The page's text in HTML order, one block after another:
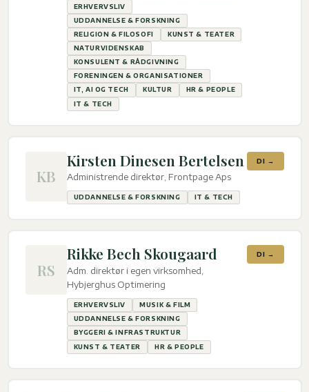
ERHVERVSLIV
UDDANNELSE & FORSKNING
RELIGION & FILOSOFI
KUNST & TEATER
NATURVIDENSKAB
KONSULENT & RÅDGIVNING
FORENINGEN & ORGANISATIONER
IT, AI OG TECH
KULTUR
HR & PEOPLE
IT & TECH
KB
Kirsten Dinesen Bertelsen
Administrende direktør, Frontpage Aps
UDDANNELSE & FORSKNING IT & TECH
DI →
RS
Rikke Bech Skougaard
Adm. direktør i egen virksomhed,
Hybjerghus Optimering
ERHVERVSLIV
MUSIK & FILM
UDDANNELSE & FORSKNING
BYGGERI & INFRASTRUKTUR
KUNST & TEATER
HR & PEOPLE
DI →